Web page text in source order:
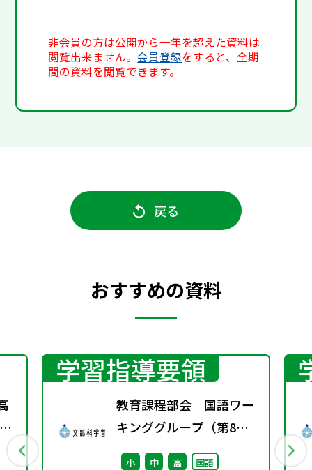
非会員の方は公開から一年を超えた資料は
閲覧出来ません。会員登録をすると、全期
間の資料を閲覧できます。
戻る
おすすめの資料
学習指導要領
教育課程部会 国語ワー
キンググループ（第8
回） 配付資料
小 中 高 国語